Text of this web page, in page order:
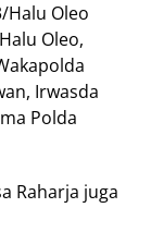
Halu Oleo
Olео,
Irwasda
Polda
Raharja jugа